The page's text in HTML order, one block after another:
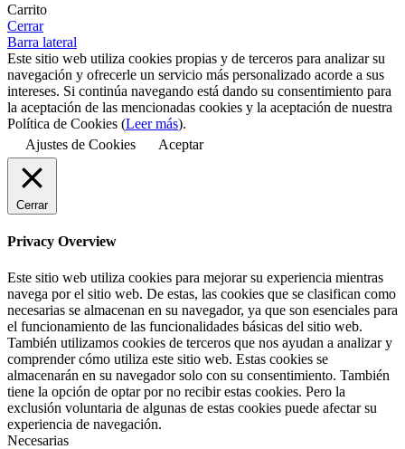
Carrito
Cerrar
Barra lateral
Este sitio web utiliza cookies propias y de terceros para analizar su
navegación y ofrecerle un servicio más personalizado acorde a sus
intereses. Si continúa navegando está dando su consentimiento para
la aceptación de las mencionadas cookies y la aceptación de nuestra
Política de Cookies (Leer más).
Ajustes de Cookies
Aceptar
Cerrar
Privacy Overview
Este sitio web utiliza cookies para mejorar su experiencia mientras
navega por el sitio web. De estas, las cookies que se clasifican como
necesarias se almacenan en su navegador, ya que son esenciales para
el funcionamiento de las funcionalidades básicas del sitio web.
También utilizamos cookies de terceros que nos ayudan a analizar y
comprender cómo utiliza este sitio web. Estas cookies se
almacenarán en su navegador solo con su consentimiento. También
tiene la opción de optar por no recibir estas cookies. Pero la
exclusión voluntaria de algunas de estas cookies puede afectar su
experiencia de navegación.
Necesarias